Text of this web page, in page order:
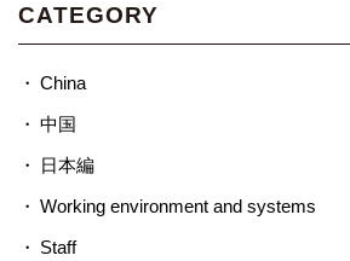
CATEGORY
China
中国
日本編
Working environment and systems
Staff